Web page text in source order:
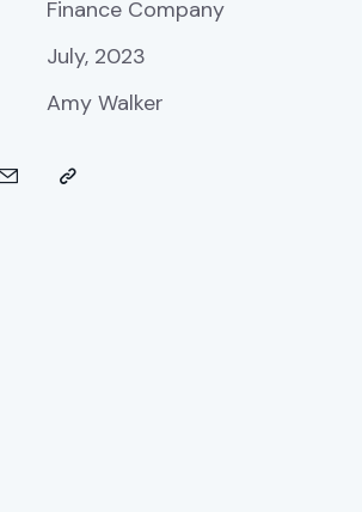
Finance Company
July, 2023
Amy Walker